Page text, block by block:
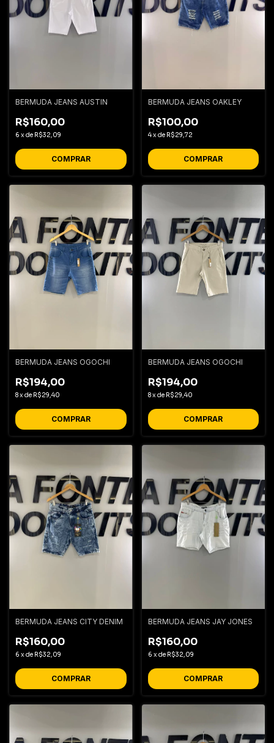
BERMUDA JEANS AUSTIN
R$160,00
6 xde R$32,09
COMPRAR
BERMUDA JEANS OAKLEY
R$100,00
4xde R$29,72
COMPRAR
BERMUDA JEANS OGOCHI
R$194,00
8x de R$29,40
COMPRAR
BERMUDA JEANS OGOCHI
R$194,00
8x de R$29,40
COMPRAR
BERMUDA JEANS CITY DENIM
R$160,00
6 xde R$32,09
COMPRAR
BERMUDA JEANS JAY JONES
R$160,00
6 xde R$32,09
COMPRAR